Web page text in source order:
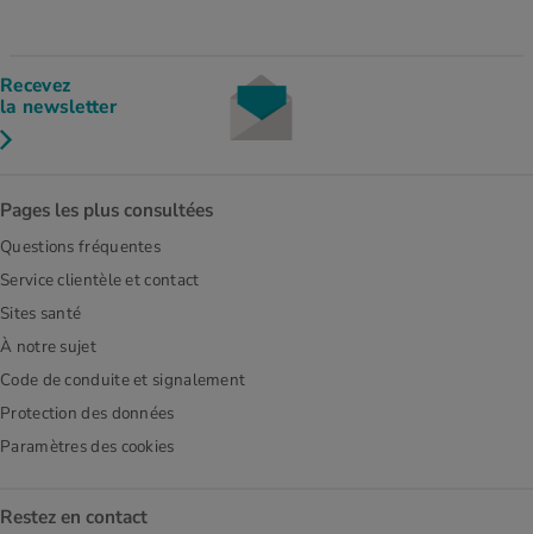
Recevez
la newsletter
Pages les plus consultées
Questions fréquentes
Service clientèle et contact
Sites santé
À notre sujet
Code de conduite et signalement
Protection des données
Paramètres des cookies
Restez en contact